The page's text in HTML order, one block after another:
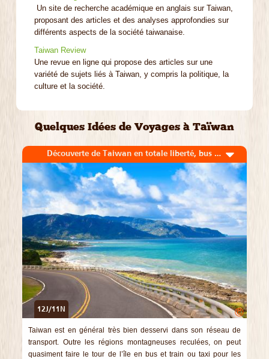
Un site de recherche académique en anglais sur Taiwan,
proposant des articles et des analyses approfondies sur
différents aspects de la société taiwanaise.
Taiwan Review
Une revue en ligne qui propose des articles sur une
variété de sujets liés à Taiwan, y compris la politique, la
culture et la société.
Quelques Idées de Voyages à Taïwan
Découverte de Taiwan en totale liberté, bus et train
12J/11N ©
Taiwan est en général très bien desservi dans son réseau de
transport. Outre les régions montagneuses reculées, on peut
quasiment faire le tour de l’île en bus et train ou taxi pour les